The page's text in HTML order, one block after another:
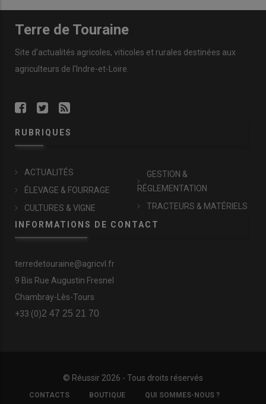
Terre de Touraine
Site d'actualités agricoles, viticoles et rurales destinées aux
agriculteurs de l'Indre-et-Loire.
RUBRIQUES
ACTUALITÉS
ÉLEVAGE & FOURRAGE
CULTURES & VIGNE
GESTION &
RÉGLEMENTATION
TRACTEURS & MATÉRIELS
INFORMATIONS DE CONTACT
terredetouraine@agricvl.fr
9 Bis Rue Augustin Fresnel
Chambray-Lès-Tours
+33 (0)2 47 25 21 70
© Réussir 2026 - Tous droits réservés
FOOTER
COPYRIGHT
CONTACTS BOUTIQUE QUI SOMMES-NOUS ?